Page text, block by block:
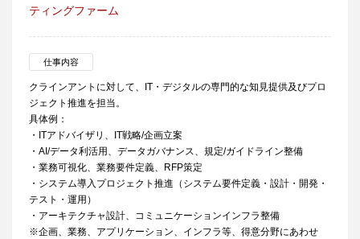
ティングファーム
仕事内容
クラインアントに対して、IT・デジタルの専門的な知見提供及びプロ
ジェクト推進を担当。
具体例：
・ITアドバイザリ、IT戦略/企画立案
・AI/データ利活用、データガバナンス、規定/ガイドライン整備
・業務可視化、業務要件定義、RFP策定
・システム導入プロジェクト推進（システム要件定義・設計・開発・
テスト・運用）
・アーキテクチャ設計、コミュニケーションインフラ整備
※企画、業務、アプリケーション、インフラ等、得意分野にあわせ